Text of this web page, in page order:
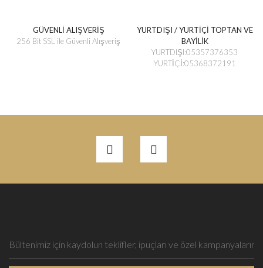
GÜVENLİ ALIŞVERİŞ
256 Bit SSL ile Güvenli Alışveriş
YURTDIŞI / YURTİÇİ TOPTAN VE
BAYİLİK
YURTDIŞI:05357376353
YURTİÇİ:05368372191